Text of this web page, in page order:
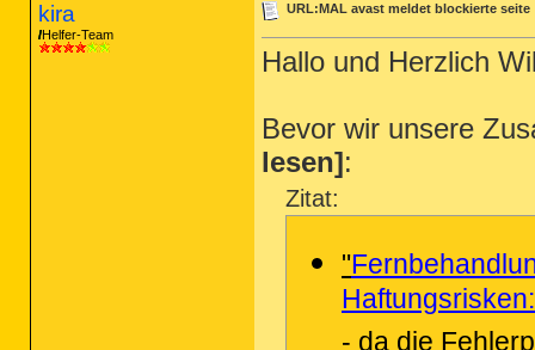
kira
Helfer-Team
URL:MAL avast meldet blockierte seite
Hallo und Herzlich
Bevor wir unsere
lesen]:
Zitat:
"
Haftungsrisken: